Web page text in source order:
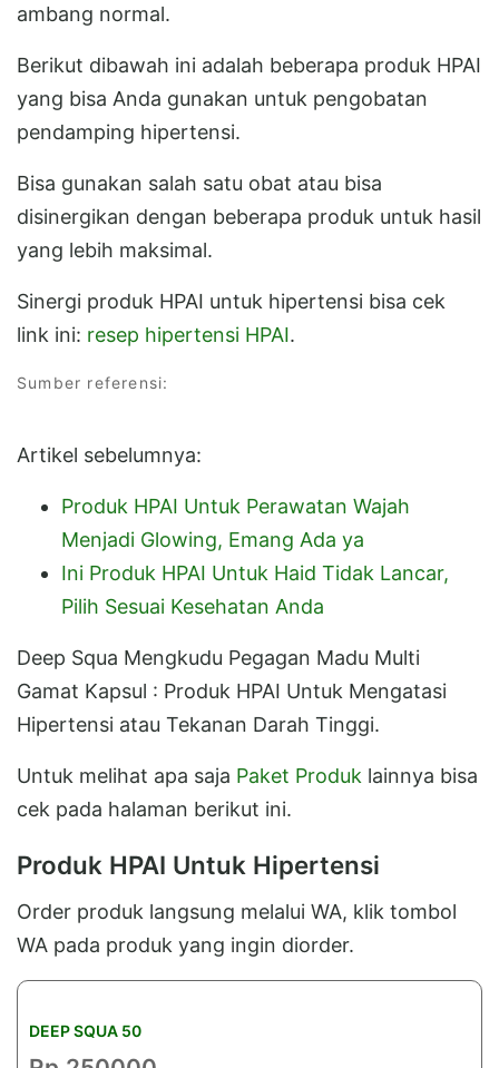
ambang normal.
Berikut dibawah ini adalah beberapa produk HPAI
yang bisa Anda gunakan untuk pengobatan
pendamping hipertensi.
Bisa gunakan salah satu obat atau bisa
disinergikan dengan beberapa produk untuk hasil
yang lebih maksimal.
Sinergi produk HPAI untuk hipertensi bisa cek
link ini: resep hipertensi HPAI.
Sumber referensi:
Artikel sebelumnya:
Produk HPAI Untuk Perawatan Wajah
Menjadi Glowing, Emang Ada ya
Ini Produk HPAI Untuk Haid Tidak Lancar,
Pilih Sesuai Kesehatan Anda
Deep Squa Mengkudu Pegagan Madu Multi
Gamat Kapsul : Produk HPAI Untuk Mengatasi
Hipertensi atau Tekanan Darah Tinggi.
Untuk melihat apa saja Paket Produk lainnya bisa
cek pada halaman berikut ini.
Produk HPAI Untuk Hipertensi
Order produk langsung melalui WA, klik tombol
WA pada produk yang ingin diorder.
DEEP SQUA 50